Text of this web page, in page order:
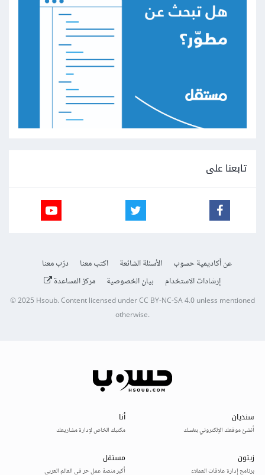
تابعنا على
عن أكاديمية حسوب الأسئلة الشائعة اكتب معنا
درّب معنا
إرشادات الاستخدام
بيان الخصوصية مركز المساعدة
© 2025Hsoub.Content licensed underCC BY-NC-SA 4.0unless mentioned
otherwise.